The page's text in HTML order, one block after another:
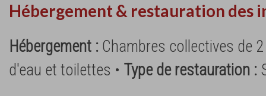
Hébergement & restauration des
Hébergement : Chambres collectives de
d'eau et toilettes • Type de restauration :